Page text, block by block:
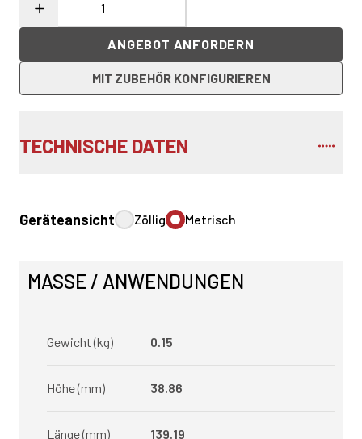
ANGEBOT ANFORDERN
MIT ZUBEHÖR KONFIGURIEREN
TECHNISCHE DATEN
Geräteansicht Zöllig Metrisch
MASSE / ANWENDUNGEN
Gewicht (kg) 0.15
Höhe (mm) 38.86
Länge (mm) 139.19